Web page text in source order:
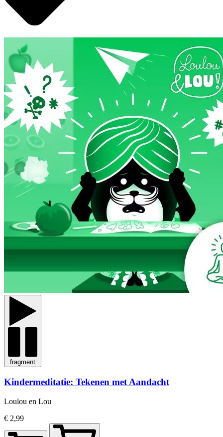
fragment
Kindermeditatie: Tekenen met Aandacht
Loulou en Lou
€ 2,99